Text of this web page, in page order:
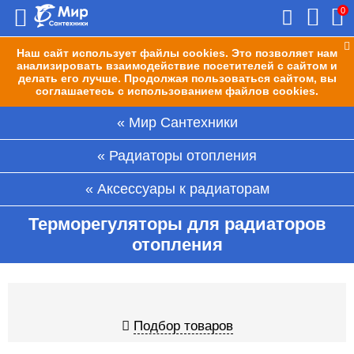
Наш сайт использует файлы cookies. Это позволяет нам
анализировать взаимодействие посетителей с сайтом и
делать его лучше. Продолжая пользоваться сайтом, вы
соглашаетесь с использованием файлов cookies.
0
Мир Сантехники
Радиаторы отопления
Аксессуары к радиаторам
Терморегуляторы для радиаторов
отопления
Подбор товаров